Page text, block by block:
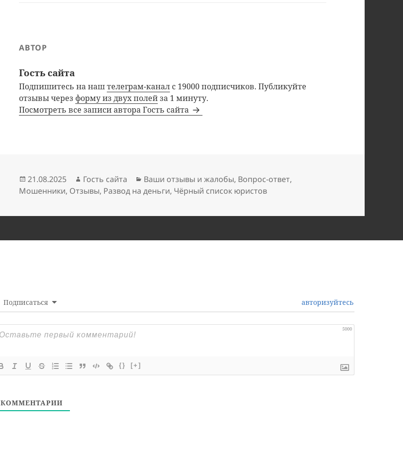
АВТОР
Гость сайта
Подпишитесь на наштелеграм-канал с 19000 подписчиков. Публикуйте
отзывы через форму из двух полейза 1 минуту.
Посмотреть все записи автора Гость сайта
Опубликовано
21.08.2025 Автор
Гость сайта Рубрики
Ваши отзывы и жалобы, Вопрос-ответ,
Мошенники, Отзывы, Развод на деньги, Чёрный список юристов
Подписаться авторизуйтесь
5000
{} [+]
КОММЕНТАРИИ